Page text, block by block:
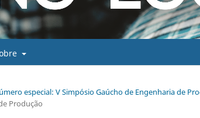
especial: V Simpósio Gaúcho de Engenharia de
Produção